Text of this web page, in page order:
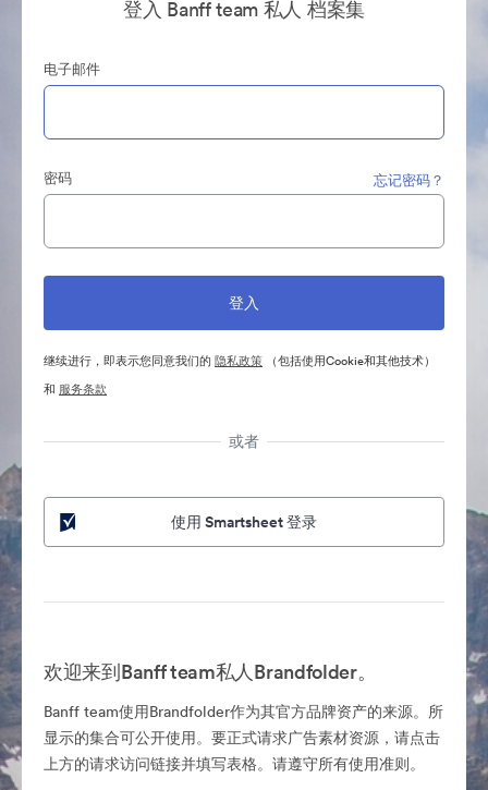
登入 Banff team 私人 档案集
电子邮件
密码 忘记密码？
继续进行，即表示您同意我们的 隐私政策 （包括使用Cookie和其他技术）
和 服务条款
或者
使用 Smartsheet 登录
欢迎来到Banff team私人Brandfolder。
Banff team使用Brandfolder作为其官方品牌资产的来源。所
显示的集合可公开使用。要正式请求广告素材资源，请点击
上方的请求访问链接并填写表格。请遵守所有使用准则。